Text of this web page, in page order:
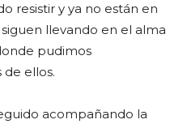
resistir y ya no están en
llevando en el alma
pudimos
ellos.
acompañando la